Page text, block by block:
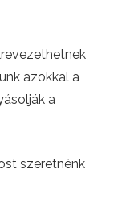
azokkal a
a
szeretnénk